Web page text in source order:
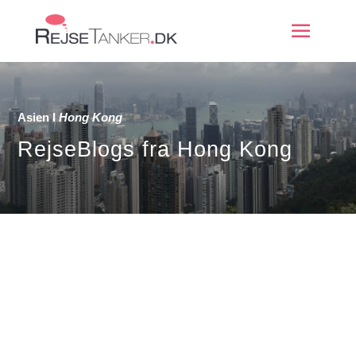
AsienΙHong Kong
RejseBlogs fra Hong Kong